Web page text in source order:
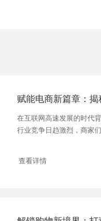
在互联网高速发展的时代
行业竞争日趋激烈，商家
查看详情